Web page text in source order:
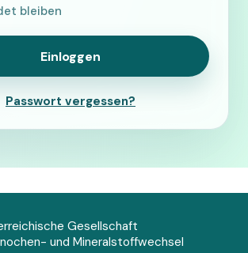
bleiben
Passwort vergessen?
Gesellschaft
und Mineralstoffwechsel